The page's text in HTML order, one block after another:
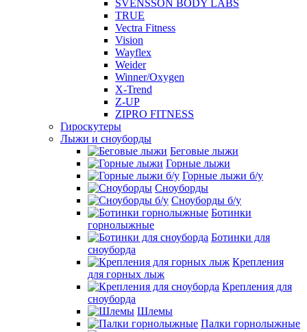
SVENSSON BODY LABS
TRUE
Vectra Fitness
Vision
Wayflex
Weider
Winner/Oxygen
X-Trend
Z-UP
ZIPRO FITNESS
Гироскутеры
Лыжи и сноуборды
Беговые лыжи
Горные лыжи
Горные лыжи б/у
Сноуборды
Сноуборды б/у
Ботинки
горнолыжные
Ботинки для
сноуборда
Крепления
для горных лыж
Крепления для
сноуборда
Шлемы
Палки горнолыжные